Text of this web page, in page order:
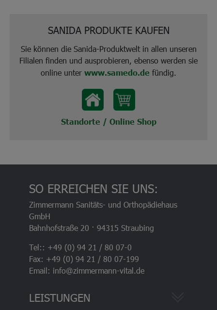
SANIDA PRODUKTE KAUFEN
Sie können die Sanida-Produktwelt in allen unseren
Filialen finden und ausprobieren, ebenso werden sie
online unter www.samedo.de fündig.
Standorte / Online Shop
SO ERREICHEN SIE UNS:
Zimmermann Sanitäts- und Orthopädiehaus
GmbH
Bahnhofstraße 20 · 94315 Straubing
Tel:: +49 (0) 94 21 / 80 07-0
Fax: +49 (0) 94 21 / 80 07-199
Email: info@zimmermann-vital.de
LEISTUNGEN